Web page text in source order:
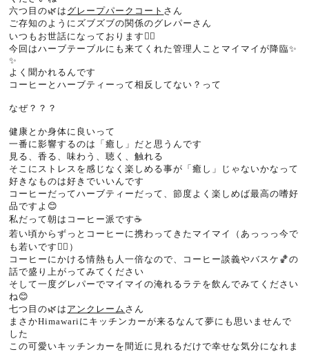
六つ目の🌿は グレープパークコート さん
ご存知のようにズブズブの関係のグレパーさん
いつもお世話になっております🙇‍♀️
今回はハーブテーブルにも来てくれた管理人ことマイマイが降臨✨
✨
よく聞かれるんです
コーヒーとハーブティーって相反してない？って
なぜ？？？
健康とか身体に良いって
一番に影響するのは「癒し」だと思うんです
見る、香る、味わう、聴く、触れる
そこにストレスを感じなく楽しめる事が「癒し」じゃないかなって
好きなものは好きでいいんです
コーヒーだってハーブティーだって、節度よく楽しめば最高の嗜好
品ですよ😊
私だって朝はコーヒー派です☕️
若い頃からずっとコーヒーに携わってきたマイマイ（あっっっ今で
も若いです🙇‍♀️）
コーヒーにかける情熱も人一倍なので、コーヒー談義やバスケ🏀の
話で盛り上がってみてください
そして一度グレパーでマイマイの淹れるラテを飲んでみてください
ね😊
七つ目の🌿は アンクレーム さん
まさかHimawariにキッチンカーが来るなんて夢にも思いませんで
した
この可愛いキッチンカーを間近に見れるだけで幸せな気分になれま